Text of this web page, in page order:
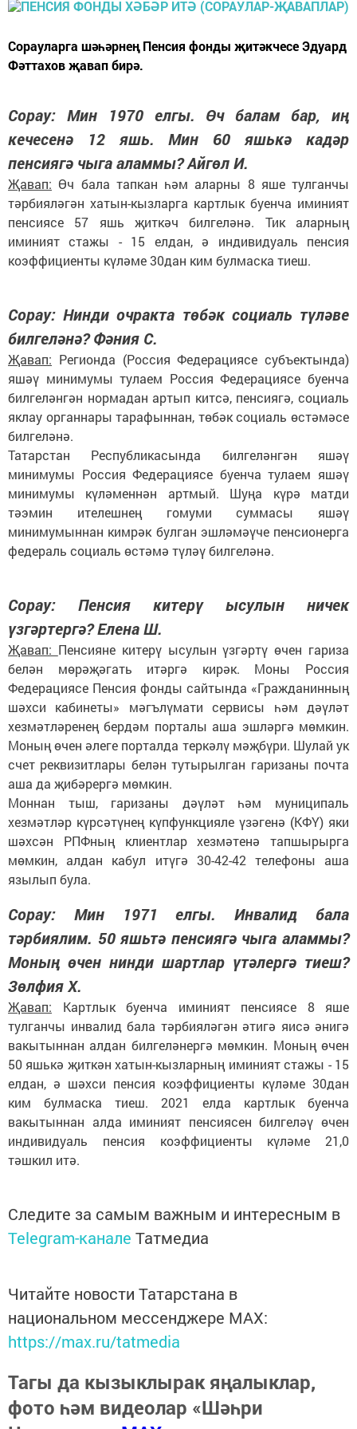
Сорауларга шәһәрнең Пенсия фонды җитәкчесе Эдуард
Фәттахов җавап бирә.
Сорау: Мин 1970 елгы. Өч балам бар, иң
кечесенә 12 яшь. Мин 60 яшькә кадәр
пенсиягә чыга аламмы? Айгөл И.
Җавап: Өч бала тапкан һәм аларны 8 яше тулганчы
тәрбияләгән хатын-кызларга картлык буенча иминият
пенсиясе 57 яшь җиткәч билгеләнә. Тик аларның
иминият стажы - 15 елдан, ә индивидуаль пенсия
коэффициенты күләме 30дан ким булмаска тиеш.
Сорау: Нинди очракта төбәк социаль түләве
билгеләнә? Фәния С.
Җавап: Регионда (Россия Федерациясе субъектында)
яшәү минимумы тулаем Россия Федерациясе буенча
билгеләнгән нормадан артып китсә, пенсиягә, социаль
яклау органнары тарафыннан, төбәк социаль өстәмәсе
билгеләнә.
Татарстан Республикасында билгеләнгән яшәү
минимумы Россия Федерациясе буенча тулаем яшәү
минимумы күләменнән артмый. Шуңа күрә матди
тәэмин ителешнең гомуми суммасы яшәү
минимумыннан кимрәк булган эшләмәүче пенсионерга
федераль социаль өстәмә түләү билгеләнә.
Сорау: Пенсия китерү ысулын ничек
үзгәртергә? Елена Ш.
Җавап: Пенсияне китерү ысулын үзгәртү өчен гариза
белән мөрәҗәгать итәргә кирәк. Моны Россия
Федерациясе Пенсия фонды сайтында «Гражданинның
шәхси кабинеты» мәгълүмати сервисы һәм дәүләт
хезмәтләренең бердәм порталы аша эшләргә мөмкин.
Моның өчен әлеге порталда теркәлү мәҗбүри. Шулай ук
счет реквизитлары белән тутырылган гаризаны почта
аша да җибәрергә мөмкин.
Моннан тыш, гаризаны дәүләт һәм муниципаль
хезмәтләр күрсәтүнең күпфункцияле үзәгенә (КФҮ) яки
шәхсән РПФның клиентлар хезмәтенә тапшырырга
мөмкин, алдан кабул итүгә 30-42-42 телефоны аша
язылып була.
Сорау: Мин 1971 елгы. Инвалид бала
тәрбиялим. 50 яшьтә пенсиягә чыга аламмы?
Моның өчен нинди шартлар үтәлергә тиеш?
Зөлфия Х.
Җавап: Картлык буенча иминият пенсиясе 8 яше
тулганчы инвалид бала тәрбияләгән әтигә яисә әнигә
вакытыннан алдан билгеләнергә мөмкин. Моның өчен
50 яшькә җиткән хатын-кызларның иминият стажы - 15
елдан, ә шәхси пенсия коэффициенты күләме 30дан
ким булмаска тиеш. 2021 елда картлык буенча
вакытыннан алда иминият пенсиясен билгеләү өчен
индивидуаль пенсия коэффициенты күләме 21,0
тәшкил итә.
Следите за самым важным и интересным в
Telegram-канале Татмедиа
Читайте новости Татарстана в
национальном мессенджере MАХ:
https://max.ru/tatmedia
Тагы да кызыклырак яңалыклар,
фото һәм видеолар «Шәһри